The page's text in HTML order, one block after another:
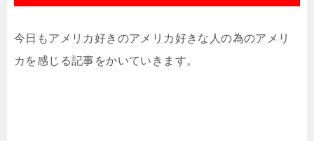
今日もアメリカ好きのアメリカ好きな人の為のアメリ
カを感じる記事をかいていきます。